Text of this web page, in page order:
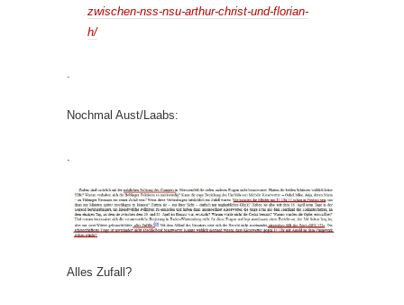
zwischen-nss-nsu-arthur-christ-und-florian-
h/
.
Nochmal Aust/Laabs:
.
Alles Zufall?